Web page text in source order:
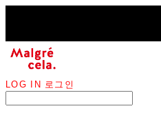
LOG IN 로그인